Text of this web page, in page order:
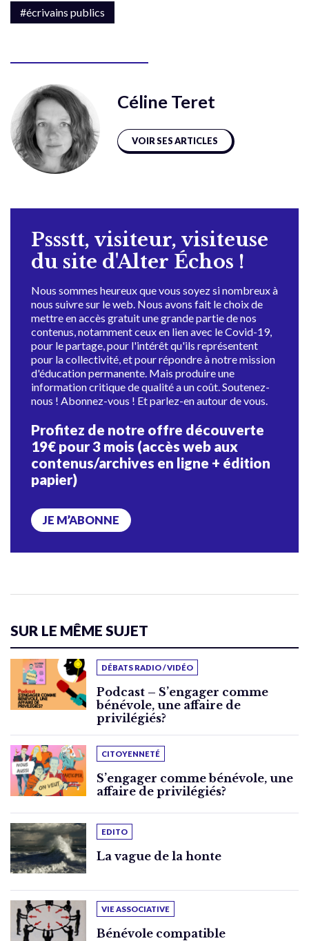
#écrivains publics
Céline Teret
VOIR SES ARTICLES
Pssstt, visiteur, visiteuse
du site d'Alter Échos !
Nous sommes heureux que vous soyez si nombreux à
nous suivre sur le web. Nous avons fait le choix de
mettre en accès gratuit une grande partie de nos
contenus, notamment ceux en lien avec le Covid-19,
pour le partage, pour l'intérêt qu'ils représentent
pour la collectivité, et pour répondre à notre mission
d'éducation permanente. Mais produire une
information critique de qualité a un coût. Soutenez-
nous ! Abonnez-vous ! Et parlez-en autour de vous.
Profitez de notre offre découverte
19€ pour 3 mois (accès web aux
contenus/archives en ligne + édition
papier)
JE M’ABONNE
SUR LE MÊME SUJET
DÉBATS RADIO / VIDÉO
Podcast – S’engager comme
bénévole, une affaire de
privilégiés?
CITOYENNETÉ
S’engager comme bénévole, une
affaire de privilégiés?
EDITO
La vague de la honte
VIE ASSOCIATIVE
Bénévole compatible